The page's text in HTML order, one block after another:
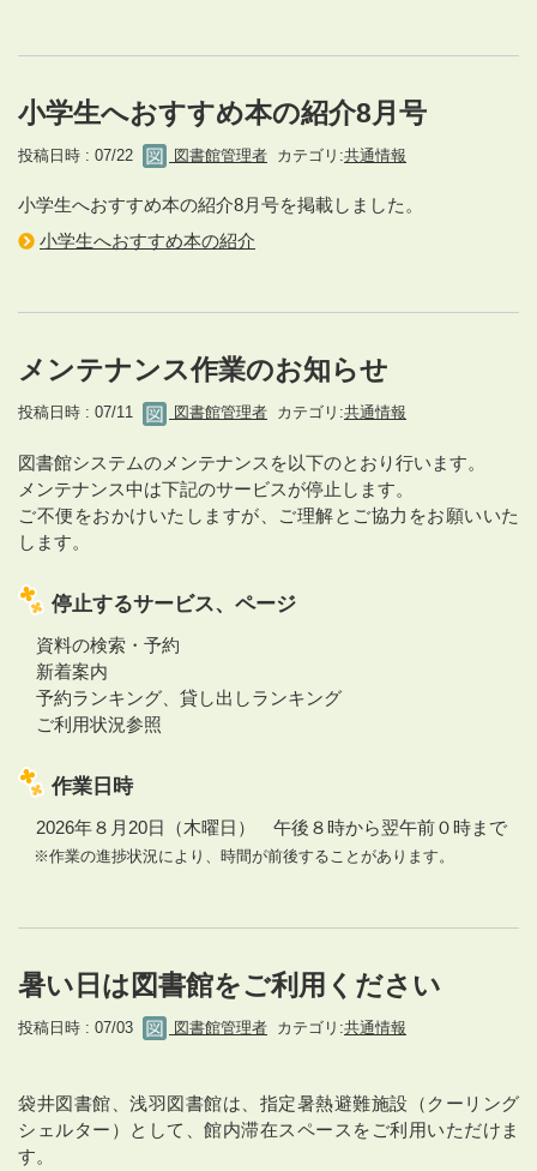
小学生へおすすめ本の紹介8月号
投稿日時 : 07/22 図書館管理者 カテゴリ:共通情報
小学生へおすすめ本の紹介8月号を掲載しました。
小学生へおすすめ本の紹介
メンテナンス作業のお知らせ
投稿日時 : 07/11 図書館管理者 カテゴリ:共通情報
図書館システムのメンテナンスを以下のとおり行います。
メンテナンス中は下記のサービスが停止します。
ご不便をおかけいたしますが、ご理解とご協力をお願いいた
します。
停止するサービス、ページ
資料の検索・予約
新着案内
予約ランキング、貸し出しランキング
ご利用状況参照
作業日時
2026年８月20日（木曜日） 午後８時から翌午前０時まで
※作業の進捗状況により、時間が前後することがあります。
暑い日は図書館をご利用ください
投稿日時 : 07/03 図書館管理者 カテゴリ:共通情報
袋井図書館、浅羽図書館は、指定暑熱避難施設（クーリング
シェルター）として、館内滞在スペースをご利用いただけま
す。